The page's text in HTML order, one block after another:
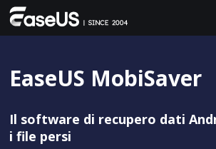
EaseUS MobiSaver
Il software di recupero dati
i file persi